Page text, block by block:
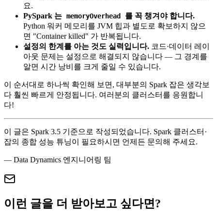
요.
PySpark 는 memoryOverhead
를 꼭 챙겨야 합니다.
Python 워커 메모리를 JVM 힙과 별도로 확보하지 않으
면 "Container killed" 가 반복됩니다.
설정의 한계를 아는 것도 실력입니다. 코드·데이터 레이
아웃 문제는 설정으로 해결되지 않습니다 — 그 경계를
알면 시간 낭비를 크게 줄일 수 있습니다.
이 순서대로 하나씩 확인해 보면, 대부분의 Spark 잡은 생각보
다 훨씬 빠르게 안정됩니다. 여러분의 클러스터를 응원합니
다!
이 글은 Spark 3.5 기준으로 작성되었습니다. Spark 클러스터·
잡의 종합 성능 튜닝이 필요하시면 언제든 문의해 주세요.
— Data Dynamics 엔지니어링 팀
이런 글을 더 받아보고 싶다면?